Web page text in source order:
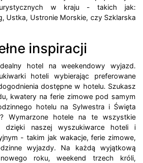
w kraju - takich jak:
Ustka, Ustronie Morskie, czy Szklarska
inspiracji
hotel na weekendowy wyjazd.
hoteli wybierając preferowane
dostępne w hotelu. Szukasz
kwatery na ferie zimowe pod samym
hotelu na Sylwestra i Święta
Wymarzone hotele na te wszystkie
dzięki naszej wyszukiwarce hoteli i
- takim jak wakacje, ferie zimowe,
wyjazdy. Na każdą wyjątkową
roku, weekend trzech króli,